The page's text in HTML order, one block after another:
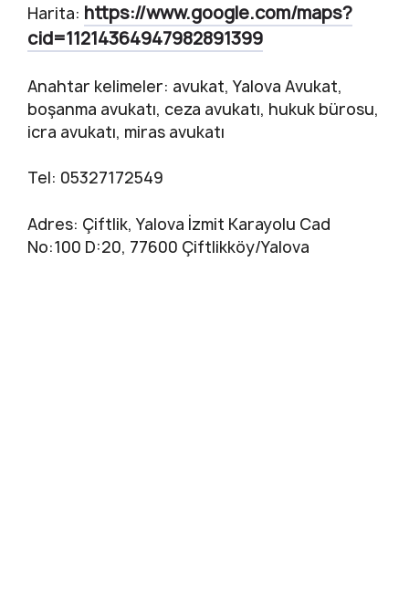
Harita: https://www.google.com/maps?
cid=11214364947982891399
Anahtar kelimeler: avukat, Yalova Avukat,
boşanma avukatı, ceza avukatı, hukuk bürosu,
icra avukatı, miras avukatı
Tel: 05327172549
Adres: Çiftlik, Yalova İzmit Karayolu Cad
No:100 D:20, 77600 Çiftlikköy/Yalova